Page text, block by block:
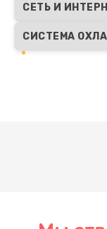
СЕТЬ И
СИСТЕМА